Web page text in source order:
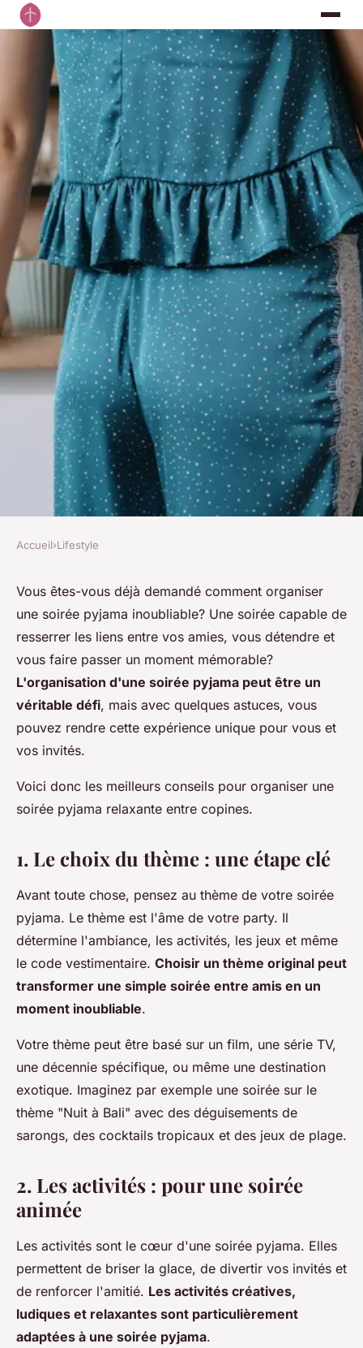
LIFESTYLE
Quels sont les meilleurs
conseils pour organiser une
soirée pyjama relaxante entre
copines?
Malo•20 mai 2024•5 min de lecture
Accueil›Lifestyle
Vous êtes-vous déjà demandé comment organiser
une soirée pyjama inoubliable? Une soirée capable de
resserrer les liens entre vos amies, vous détendre et
vous faire passer un moment mémorable?
L'organisation d'une soirée pyjama peut être un
véritable défi, mais avec quelques astuces, vous
pouvez rendre cette expérience unique pour vous et
vos invités.
Voici donc les meilleurs conseils pour organiser une
soirée pyjama relaxante entre copines.
1. Le choix du thème : une étape clé
Avant toute chose, pensez au thème de votre soirée
pyjama. Le thème est l'âme de votre party. Il
détermine l'ambiance, les activités, les jeux et même
le code vestimentaire. Choisir un thème original peut
transformer une simple soirée entre amis en un
moment inoubliable.
Votre thème peut être basé sur un film, une série TV,
une décennie spécifique, ou même une destination
exotique. Imaginez par exemple une soirée sur le
thème "Nuit à Bali" avec des déguisements de
sarongs, des cocktails tropicaux et des jeux de plage.
2. Les activités : pour une soirée
animée
Les activités sont le cœur d'une soirée pyjama. Elles
permettent de briser la glace, de divertir vos invités et
de renforcer l'amitié. Les activités créatives,
ludiques et relaxantes sont particulièrement
adaptées à une soirée pyjama.